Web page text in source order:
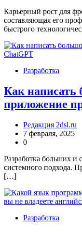
Карьерный рост для
составляющая его
быстрого
Разработка
Как написать
приложение
Редакция 2dsl.ru
7 февраля, 2025
0
Разработка больших и
системного подхода.
[…]
Разработка